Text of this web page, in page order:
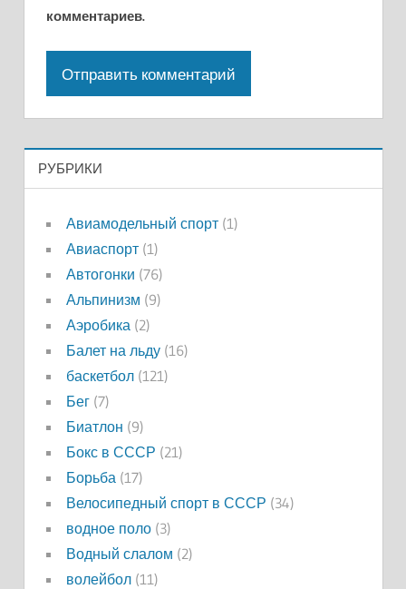
комментариев.
РУБРИКИ
Авиамодельный спорт(1)
Авиаспорт(1)
Автогонки (76)
Альпинизм (9)
Аэробика (2)
Балет на льду(16)
баскетбол(121)
Бег(7)
Биатлон (9)
Бокс в СССР (21)
Борьба (17)
Велосипедный спорт в СССР (34)
водное поло(3)
Водный слалом (2)
волейбол(11)